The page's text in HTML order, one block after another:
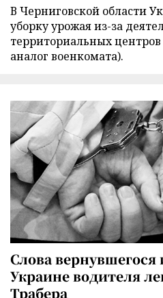
В Черниговской области
уборку урожая из-за
территориальных
аналог военкомата).
Слова вернувшегося
Украине водителя
Трабера